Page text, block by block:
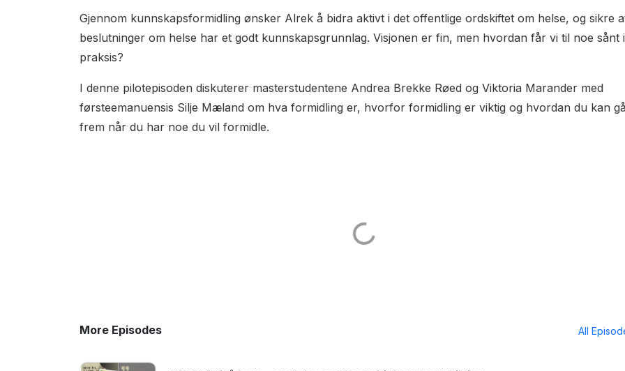
Gjennom kunnskapsformidling ønsker Alrek å bidra aktivt i det offentlige ordskiftet om helse, og sikre
beslutninger om helse har et godt kunnskapsgrunnlag. Visjonen er fin, men hvordan får vi til noe sånt i
praksis?
I denne pilotepisoden diskuterer masterstudentene Andrea Brekke Røed og Viktoria Marander med
førsteemanuensis Silje Mæland om hva formidling er, hvorfor formidling er viktig og hvordan du kan gå
frem når du har noe du vil formidle.
More Episodes All